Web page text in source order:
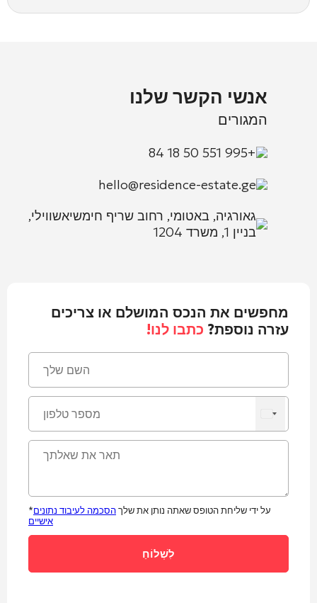
אנשי הקשר שלנו
המגורים
+995 551 50 18 84
hello@residence-estate.ge
גאורגיה, באטומי, רחוב שריף חימשיאשווילי,
בניין 1, משרד 1204
מחפשים את הנכס המושלם או צריכים
עזרה נוספת? כתבו לנו!
*על ידי שליחת הטופס שאתה נותן את שלךהסכמה לעיבוד נתונים
אישיים